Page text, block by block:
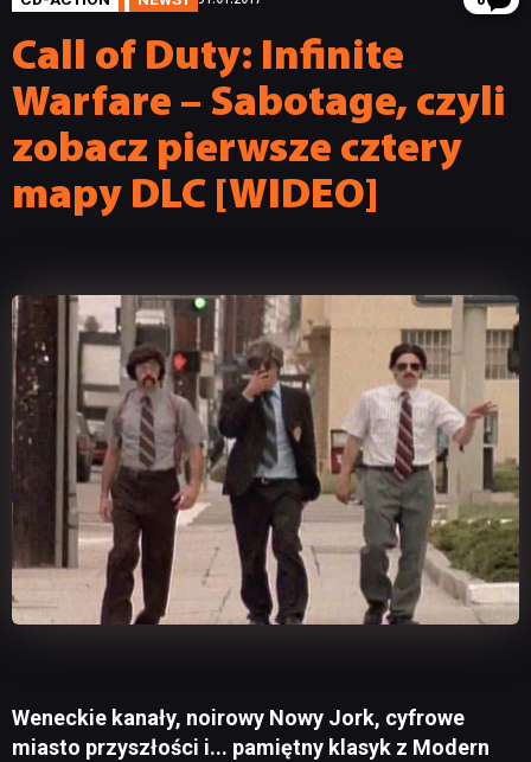
Call of Duty: Infinite
Warfare – Sabotage, czyli
zobacz pierwsze cztery
mapy DLC [WIDEO]
Weneckie kanały, noirowy Nowy Jork, cyfrowe
miasto przyszłości i... pamiętny klasyk z Modern